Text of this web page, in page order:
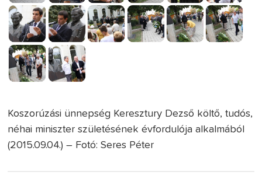
Koszorúzási ünnepség Keresztury Dezső költő, tudós,
néhai miniszter születésének évfordulója alkalmából
(2015.09.04.) – Fotó: Seres Péter